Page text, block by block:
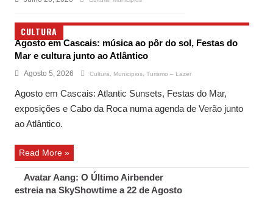
CULTURA
Agosto em Cascais: música ao pôr do sol, Festas do
Mar e cultura junto ao Atlântico
Agosto 5, 2026 Cultura Municipios Turismo – Lazer
Agosto em Cascais: Atlantic Sunsets, Festas do Mar,
exposições e Cabo da Roca numa agenda de Verão junto
ao Atlântico.
Read More »
Avatar Aang: O Último Airbender
estreia na SkyShowtime a 22 de Agosto